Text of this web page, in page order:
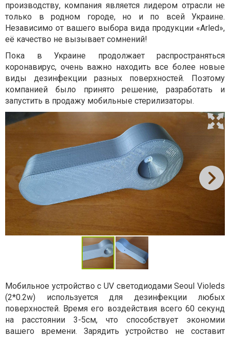
производству, компания является лидером отрасли не
только в родном городе, но и по всей Украине.
Независимо от вашего выбора вида продукции «Arled»,
её качество не вызывает сомнений!
Пока в Украине продолжает распространяться
коронавирус, очень важно находить все более новые
виды дезинфекции разных поверхностей. Поэтому
компанией было принято решение, разработать и
запустить в продажу мобильные стерилизаторы.
Мобильное устройство с UV светодиодами Seoul Violeds
(2*0.2w) используется для дезинфекции любых
поверхностей. Время его воздействия всего 60 секунд
на расстоянии 3-5см, что способствует экономии
вашего времени. Зарядить устройство не составит